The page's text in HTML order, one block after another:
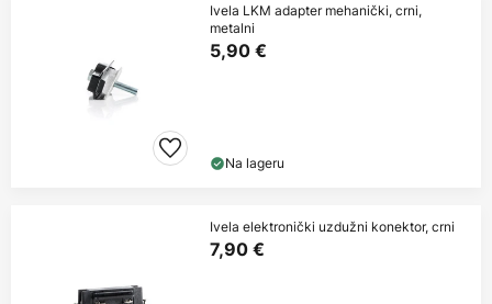
Ivela LKM adapter mehanički, crni,
metalni
5,90 €
Na lageru
Ivela elektronički uzdužni konektor, crni
7,90 €